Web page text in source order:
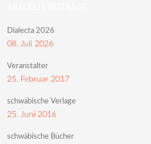
Dialecta 2026
08. Juli 2026
Veranstalter
25. Februar 2017
schwäbische Verlage
25. Juni 2016
schwäbische Bücher